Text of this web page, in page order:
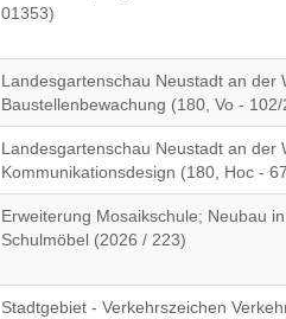
01353)
Landesgartenschau Neustadt an der
Baustellenbewachung (180, Vo -
Landesgartenschau Neustadt an der
Kommunikationsdesign (180, Hoc -
Erweiterung Mosaikschule; Neubau
Schulmöbel (2026 / 223)
Stadtgebiet - Verkehrszeichen